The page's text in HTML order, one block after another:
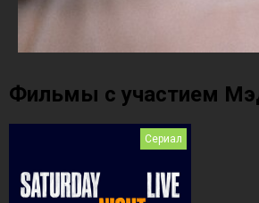
Фильмы с участием
Сериал